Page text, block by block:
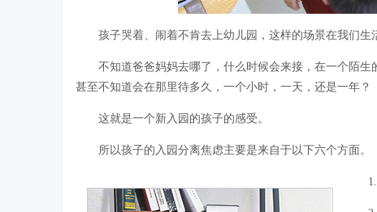
孩子哭着、闹着不肯去上幼儿园，这样的场景在我们
不知道爸爸妈妈去哪了，什么时候会来接，在一个陌
甚至不知道会在那里待多久，一个小时，一天，还是一年？
这就是一个新入园的孩子的感受。
所以孩子的入园分离焦虑主要是来自于以下六个方面。